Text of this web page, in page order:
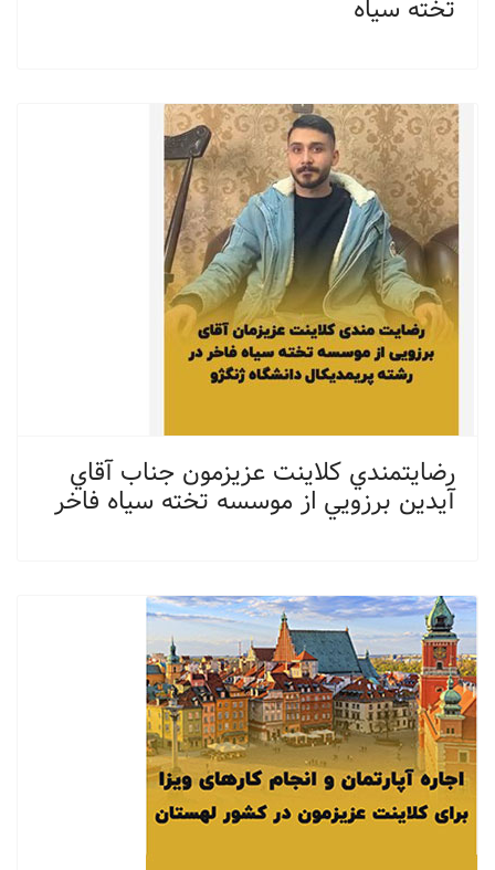
تخته سیاه
رضايتمندي كلاينت عزيزمون جناب آقاي
آيدين برزويي از موسسه تخته سياه فاخر